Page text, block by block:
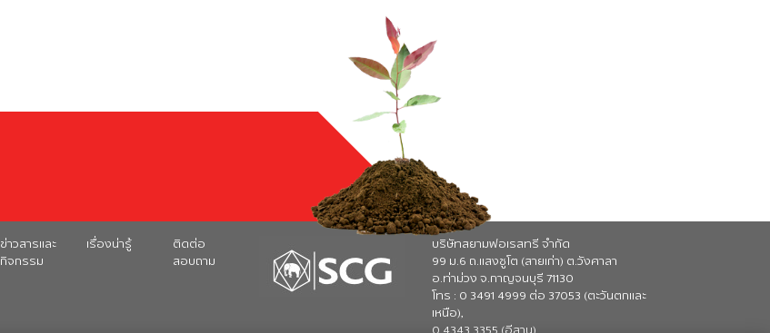
ข่าวสารและ
กิจกรรม
เรื่องน่ารู้
ติดต่อ
สอบถาม
บริษัทสยามฟอเรสทรี จำกัด
99 ม.6 ถ.แสงชูโต (สายเก่า) ต.วังศาลา
อ.ท่าม่วง จ.กาญจนบุรี 71130
โทร : 0 3491 4999 ต่อ 37053 (ตะวันตกและ
เหนือ),